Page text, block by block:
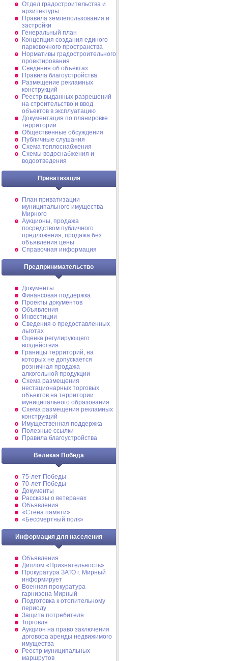
Отдел градостроительства и
архитектуры
Правила землепользования и
застройки
Генеральный план
Концепция создания единого
парковочного пространства
Нормативы градостроительного
проектирования
Сведения об объектах
Правила благоустройства
Размещение рекламных
конструкций
Реестр выданных разрешений
на строительство и ввод
объектов в эксплуатацию
Документация по планировке
территории
Общественные обсуждения
Публичные слушания
Схема теплоснабжения
Схемы водоснабжения и
водоотведения
Приватизация
План приватизации
муниципального имущества
Мирного
Аукционы, продажа
посредством публичного
предложения, продажа без
объявления цены
Справочная информация
Предпринимательство
Документы
Финансовая поддержка
Проекты документов
Объявления
Инвестиции
Сведения о предоставленных
льготах
Оценка регулирующего
воздействия
Границы территорий, на
которых не допускается
розничная продажа
алкогольной продукции
Схема размещения
нестационарных торговых
объектов на территории
муниципального образования
Схема размещения рекламных
конструкций
Имущественная поддержка
Полезные ссылки
Правила благоустройства
Великая Победа
75-лет Победы
70-лет Победы
Документы
Рассказы о ветеранах
Объявления
«Стена памяти»
«Бессмертный полк»
Информация для населения
Объявления
Диплом «Признательность»
Прокуратура ЗАТО г. Мирный
информирует
Военная прокуратура
гарнизона Мирный
Подготовка к отопительному
периоду
Защита потребителя
Торговля
Аукцион на право заключения
договора аренды недвижимого
имущества
Реестр муниципальных
маршрутов